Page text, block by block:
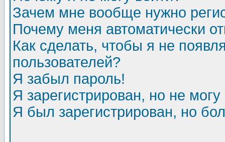
Зачем мне вообще нужно
Почему меня автоматически
Как сделать, чтобы я не
пользователей?
Я забыл пароль!
Я зарегистрирован, но не могу
Я был зарегистрирован, но